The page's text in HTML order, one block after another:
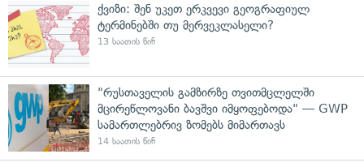
ქვიზი: შენ უკეთ ერკვევი გეოგრაფიულ
ტერმინებში თუ მერვეკლასელი?
13 საათის წინ
"რუსთაველის გამზირზე თვითმცლელში
მცირეწლოვანი ბავშვი იმყოფებოდა" — GWP
სამართლებრივ ზომებს მიმართავს
14 საათის წინ